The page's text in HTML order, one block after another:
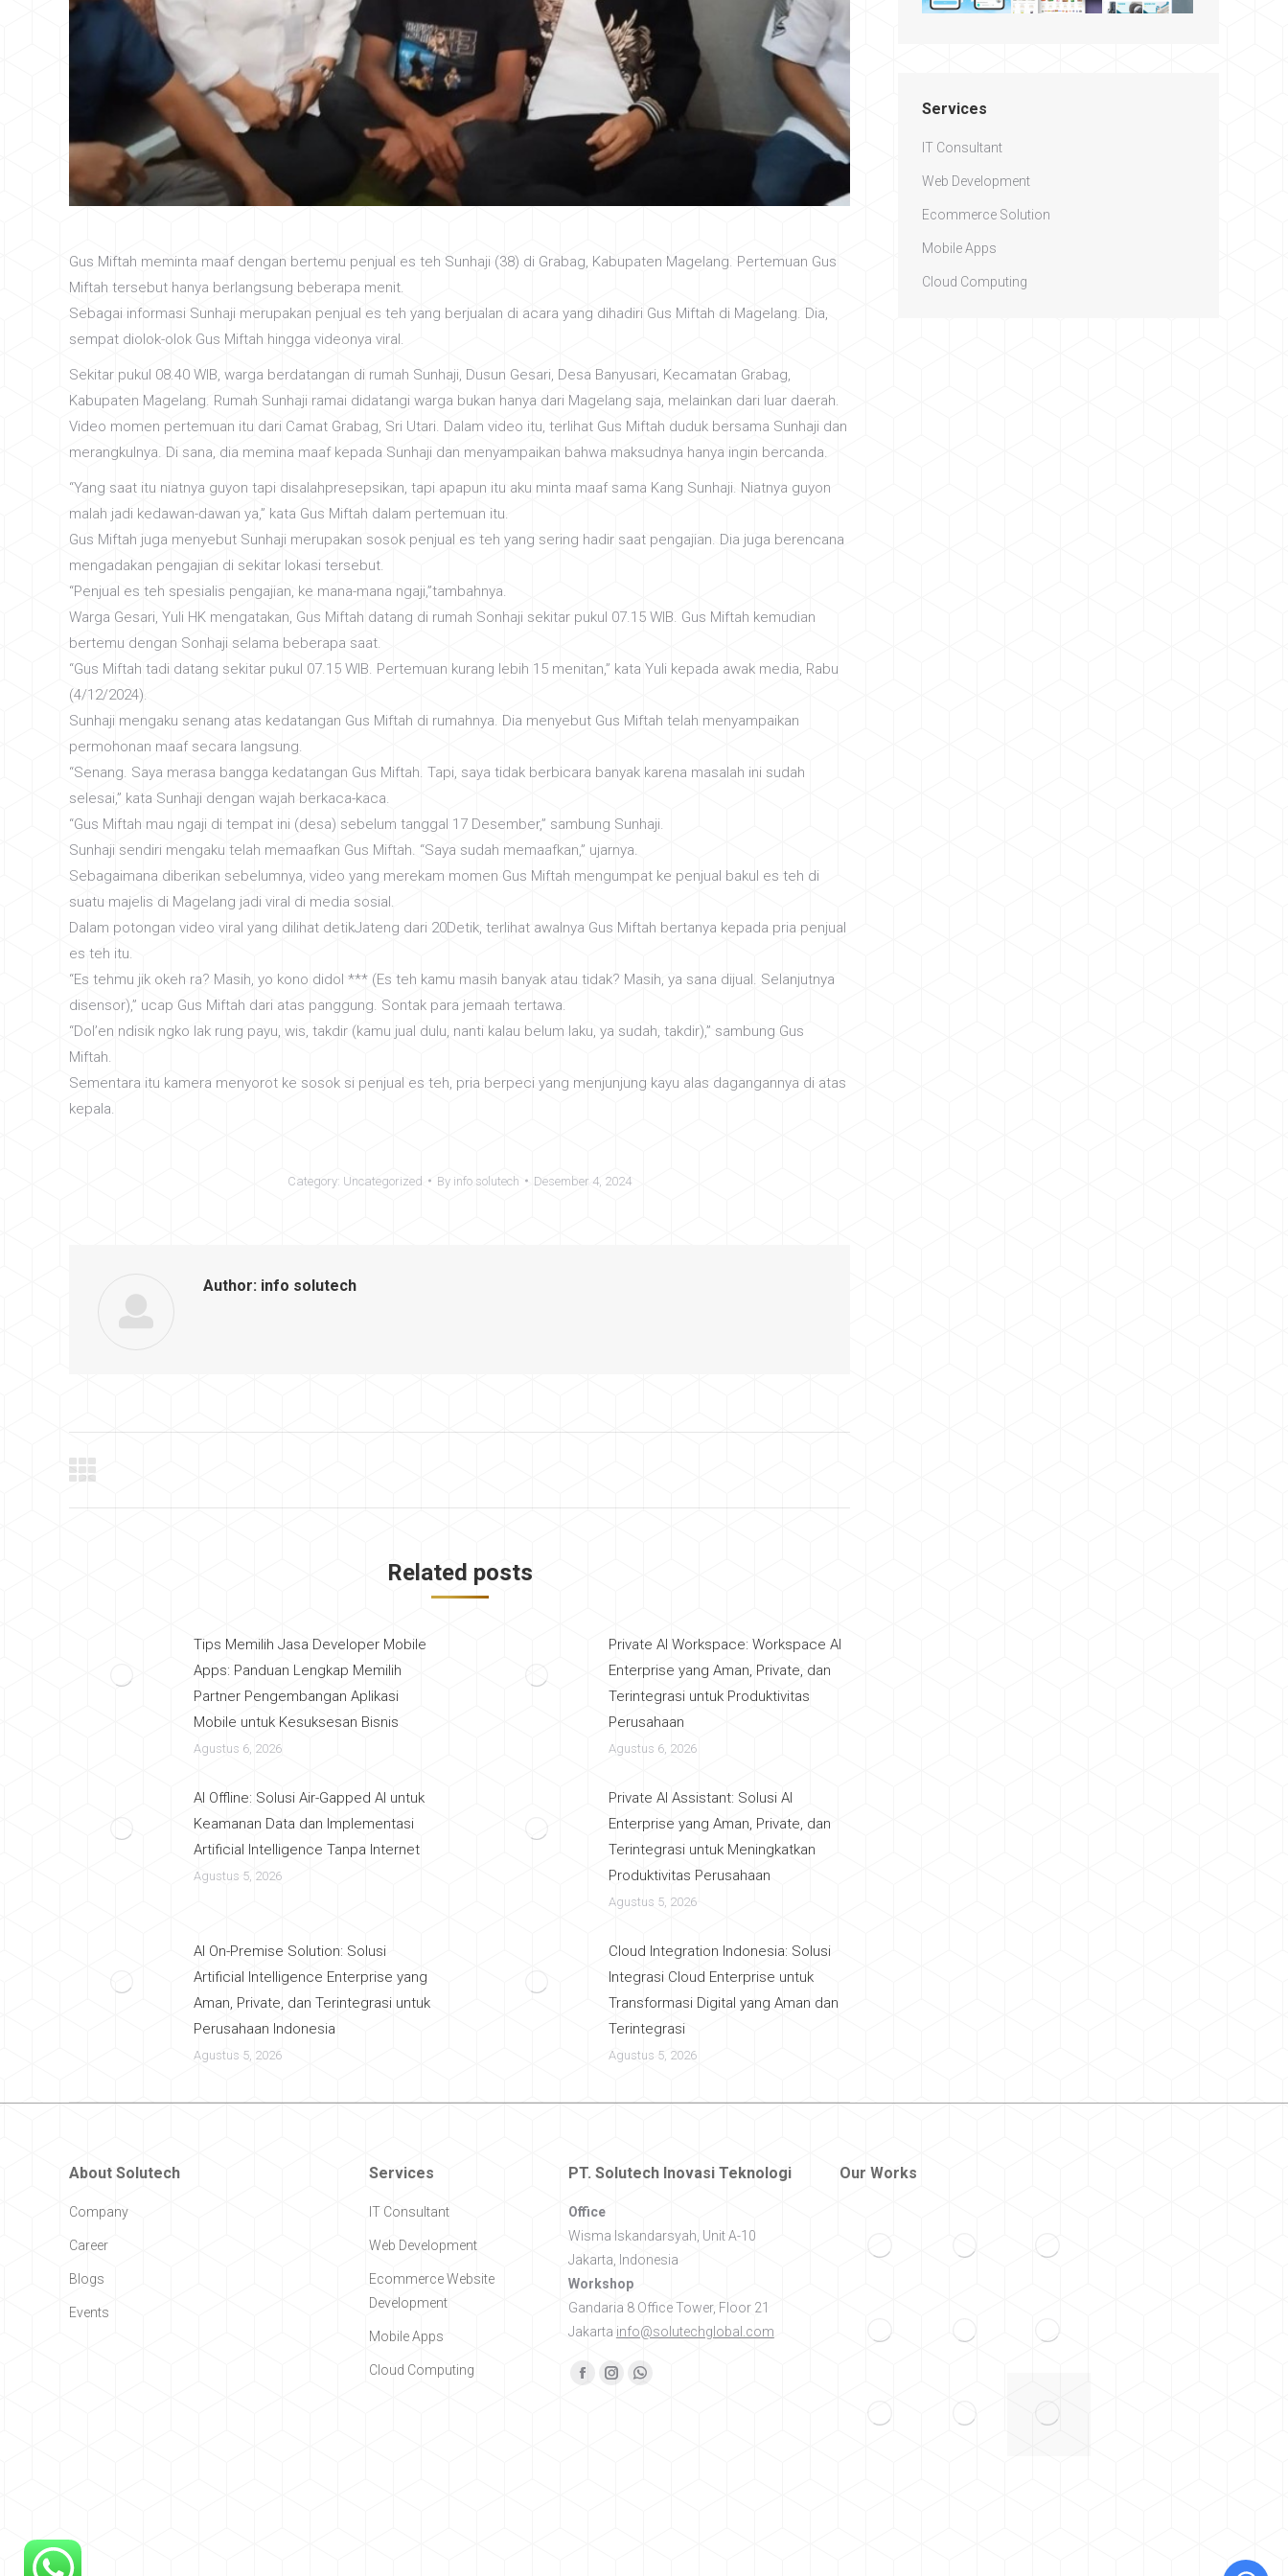
Gus Miftah meminta maaf dengan bertemu penjual es teh Sunhaji (38) di Grabag, Kabupaten Magelang. Pertemuan Gus
Miftah tersebut hanya berlangsung beberapa menit.
Sebagai informasi Sunhaji merupakan penjual es teh yang berjualan di acara yang dihadiri Gus Miftah di Magelang. Dia,
sempat diolok-olok Gus Miftah hingga videonya viral.
Sekitar pukul 08.40 WIB, warga berdatangan di rumah Sunhaji, Dusun Gesari, Desa Banyusari, Kecamatan Grabag,
Kabupaten Magelang. Rumah Sunhaji ramai didatangi warga bukan hanya dari Magelang saja, melainkan dari luar daerah.
Video momen pertemuan itu dari Camat Grabag, Sri Utari. Dalam video itu, terlihat Gus Miftah duduk bersama Sunhaji dan
merangkulnya. Di sana, dia memina maaf kepada Sunhaji dan menyampaikan bahwa maksudnya hanya ingin bercanda.
“Yang saat itu niatnya guyon tapi disalahpresepsikan, tapi apapun itu aku minta maaf sama Kang Sunhaji. Niatnya guyon
malah jadi kedawan-dawan ya,” kata Gus Miftah dalam pertemuan itu.
Gus Miftah juga menyebut Sunhaji merupakan sosok penjual es teh yang sering hadir saat pengajian. Dia juga berencana
mengadakan pengajian di sekitar lokasi tersebut.
“Penjual es teh spesialis pengajian, ke mana-mana ngaji,”tambahnya.
Warga Gesari, Yuli HK mengatakan, Gus Miftah datang di rumah Sonhaji sekitar pukul 07.15 WIB. Gus Miftah kemudian
bertemu dengan Sonhaji selama beberapa saat.
“Gus Miftah tadi datang sekitar pukul 07.15 WIB. Pertemuan kurang lebih 15 menitan,” kata Yuli kepada awak media, Rabu
(4/12/2024).
Sunhaji mengaku senang atas kedatangan Gus Miftah di rumahnya. Dia menyebut Gus Miftah telah menyampaikan
permohonan maaf secara langsung.
“Senang. Saya merasa bangga kedatangan Gus Miftah. Tapi, saya tidak berbicara banyak karena masalah ini sudah
selesai,” kata Sunhaji dengan wajah berkaca-kaca.
“Gus Miftah mau ngaji di tempat ini (desa) sebelum tanggal 17 Desember,” sambung Sunhaji.
Sunhaji sendiri mengaku telah memaafkan Gus Miftah. “Saya sudah memaafkan,” ujarnya.
Sebagaimana diberikan sebelumnya, video yang merekam momen Gus Miftah mengumpat ke penjual bakul es teh di
suatu majelis di Magelang jadi viral di media sosial.
Dalam potongan video viral yang dilihat detikJateng dari 20Detik, terlihat awalnya Gus Miftah bertanya kepada pria penjual
es teh itu.
“Es tehmu jik okeh ra? Masih, yo kono didol *** (Es teh kamu masih banyak atau tidak? Masih, ya sana dijual. Selanjutnya
disensor),” ucap Gus Miftah dari atas panggung. Sontak para jemaah tertawa.
“Dol’en ndisik ngko lak rung payu, wis, takdir (kamu jual dulu, nanti kalau belum laku, ya sudah, takdir),” sambung Gus
Miftah.
Sementara itu kamera menyorot ke sosok si penjual es teh, pria berpeci yang menjunjung kayu alas dagangannya di atas
kepala.
Category: Uncategorized By info solutech Desember 4, 2024
Author: info solutech
Post
navigation
Related posts
Tips Memilih Jasa Developer Mobile
Apps: Panduan Lengkap Memilih
Partner Pengembangan Aplikasi
Mobile untuk Kesuksesan Bisnis
Agustus 6, 2026
Private AI Workspace: Workspace AI
Enterprise yang Aman, Private, dan
Terintegrasi untuk Produktivitas
Perusahaan
Agustus 6, 2026
AI Offline: Solusi Air-Gapped AI untuk
Keamanan Data dan Implementasi
Artificial Intelligence Tanpa Internet
Agustus 5, 2026
Private AI Assistant: Solusi AI
Enterprise yang Aman, Private, dan
Terintegrasi untuk Meningkatkan
Produktivitas Perusahaan
Agustus 5, 2026
AI On-Premise Solution: Solusi
Artificial Intelligence Enterprise yang
Aman, Private, dan Terintegrasi untuk
Perusahaan Indonesia
Agustus 5, 2026
Cloud Integration Indonesia: Solusi
Integrasi Cloud Enterprise untuk
Transformasi Digital yang Aman dan
Terintegrasi
Agustus 5, 2026
Services
IT Consultant
Web Development
Ecommerce Solution
Mobile Apps
Cloud Computing
About Solutech
Company
Career
Blogs
Events
Services
IT Consultant
Web Development
Ecommerce Website
Development
Mobile Apps
Cloud Computing
PT. Solutech Inovasi Teknologi
Office
Wisma Iskandarsyah, Unit A-10
Jakarta, Indonesia
Workshop
Gandaria 8 Office Tower, Floor 21
Jakarta info@solutechglobal.com
Find us on:
Facebook
InstagramWhatsapp
Our Works